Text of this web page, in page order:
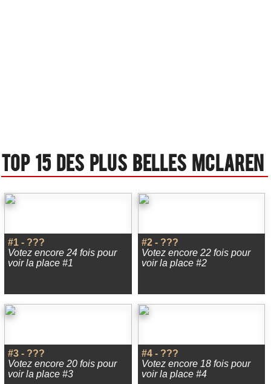
Top 15 des plus belles Mclaren
#1 - ???
Votez encore 24 fois pour
voir la place #1
#2 - ???
Votez encore 22 fois pour
voir la place #2
#3 - ???
Votez encore 20 fois pour
voir la place #3
#4 - ???
Votez encore 18 fois pour
voir la place #4